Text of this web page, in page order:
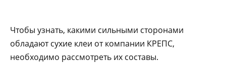
Чтобы узнать, какими сильными сторонами
обладают сухие клеи от компании КРЕПС,
необходимо рассмотреть их составы.